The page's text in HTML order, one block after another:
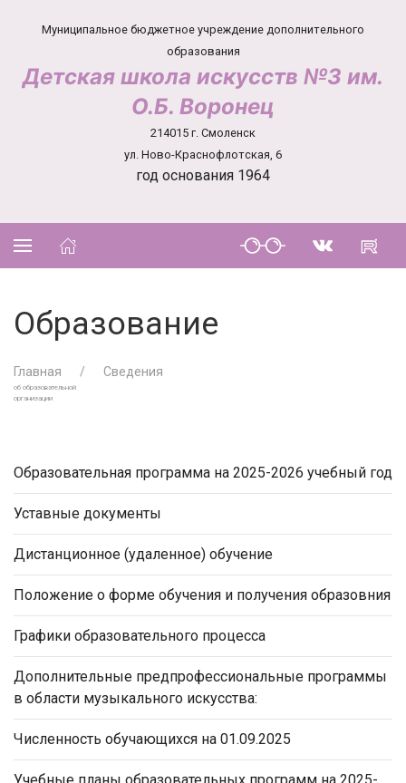
Муниципальное бюджетное учреждение дополнительного
образования
Детская школа искусств №3 им.
О.Б. Воронец
214015 г. Смоленск
ул. Ново-Краснофлотская, 6
год основания 1964
Образование
Главная Сведения
об образовательной
организации
Образовательная программа на 2025-2026 учебный год
Уставные документы
Дистанционное (удаленное) обучение
Положение о форме обучения и получения образовния
Графики образовательного процесса
Дополнительные предпрофессиональные программы
в области музыкального искусства:
Численность обучающихся на 01.09.2025